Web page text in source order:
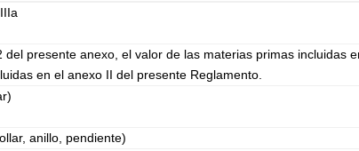
presente anexo, el valor de las materias primas incluidas
en el anexo II del presente Reglamento.
anillo, pendiente)